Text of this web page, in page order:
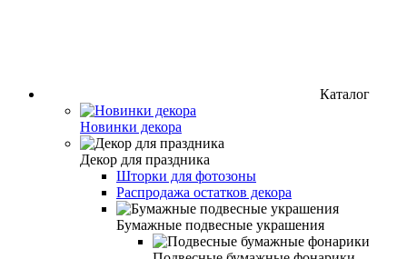
Каталог
Новинки декора
Декор для праздника
Шторки для фотозоны
Распродажа остатков декора
Бумажные подвесные украшения